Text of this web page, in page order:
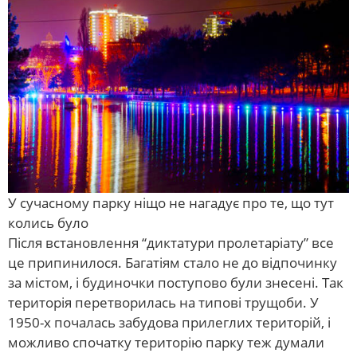
У сучасному парку ніщо не нагадує про те, що тут
колись було
Після встановлення “диктатури пролетаріату” все
це припинилося. Багатіям стало не до відпочинку
за містом, і будиночки поступово були знесені. Так
територія перетворилась на типові трущоби. У
1950-х почалась забудова прилеглих територій, і
можливо спочатку територію парку теж думали